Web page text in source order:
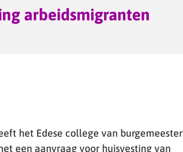
arbeidsmigranten
het Edese college van burgemeester
een aanvraag voor huisvesting van